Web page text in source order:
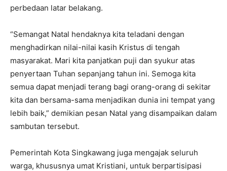
perbedaan latar belakang.
“Semangat Natal hendaknya kita teladani dengan
menghadirkan nilai-nilai kasih Kristus di tengah
masyarakat. Mari kita panjatkan puji dan syukur atas
penyertaan Tuhan sepanjang tahun ini. Semoga kita
semua dapat menjadi terang bagi orang-orang di sekitar
kita dan bersama-sama menjadikan dunia ini tempat yang
lebih baik,” demikian pesan Natal yang disampaikan dalam
sambutan tersebut.
Pemerintah Kota Singkawang juga mengajak seluruh
warga, khususnya umat Kristiani, untuk berpartisipasi